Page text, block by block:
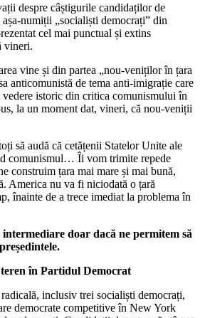
despre câștigurile candidaților de
numiții „socialiști democrați” din
cel mai punctual și extins
vineri.
vine și din partea „nou-veniților în țara
anticomunistă de tema anti-imigrație care
istoric din critica comunismului în
la un moment dat, vineri, că nou-veniții
să audă că cetățenii Statelor Unite ale
comunismul… Îi vom trimite repede
construim țara mai mare și mai bună,
America nu va fi niciodată o țară
înainte de a trece imediat la problema în
doar dacă ne permitem să
în Partidul Democrat
inclusiv trei socialiști democrați,
democrate competitive în New York